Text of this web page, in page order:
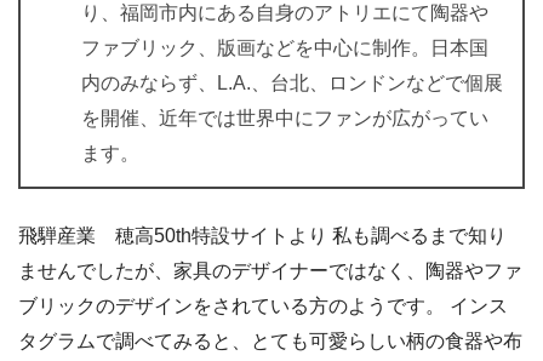
り、福岡市内にある自身のアトリエにて陶器や
ファブリック、版画などを中心に制作。日本国
内のみならず、L.A.、台北、ロンドンなどで個展
を開催、近年では世界中にファンが広がってい
ます。
飛騨産業 穂高50th特設サイトより 私も調べるまで知り
ませんでしたが、家具のデザイナーではなく、陶器やファ
ブリックのデザインをされている方のようです。 インス
タグラムで調べてみると、とても可愛らしい柄の食器や布